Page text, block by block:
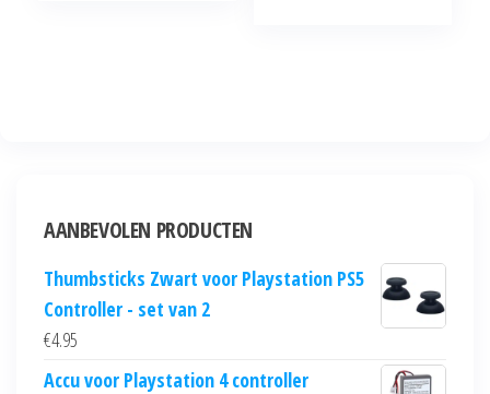
AANBEVOLEN PRODUCTEN
Thumbsticks Zwart voor Playstation PS5
Controller - set van 2
€4.95
Accu voor Playstation 4 controller